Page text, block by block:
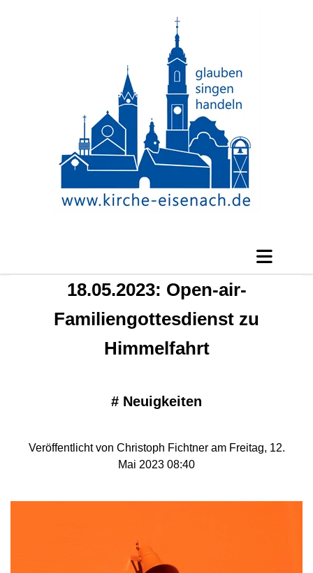
18.05.2023: Open-air-
Familiengottesdienst zu
Himmelfahrt
# Neuigkeiten
Veröffentlicht von Christoph Fichtner am Freitag, 12.
Mai 2023 08:40